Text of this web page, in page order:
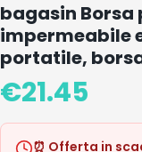
bagasin Borsa
impermeabile
portatile,
€21.45
⏰ Offerta in